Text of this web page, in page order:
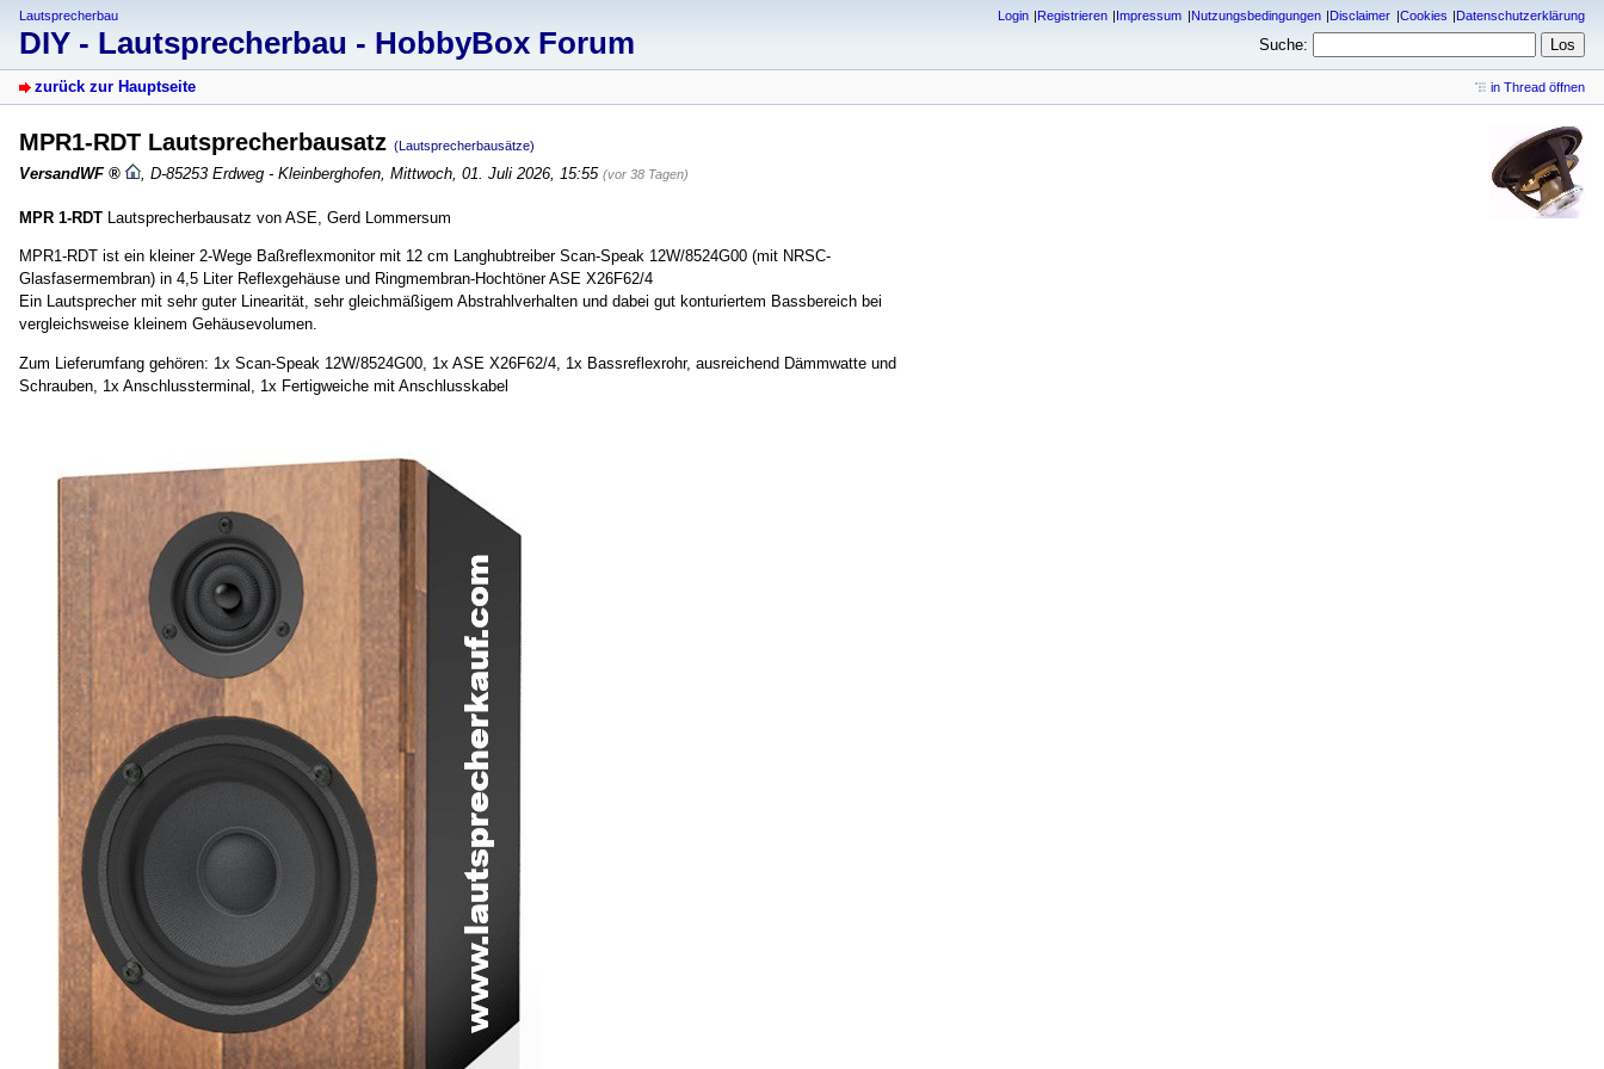
Lautsprecherbau
DIY - Lautsprecherbau - HobbyBox Forum
Login Registrieren Impressum Nutzungsbedingungen Disclaimer Cookies Datenschutzerklärung
Suche:
zurück zur Hauptseite in Thread öffnen
MPR1-RDT Lautsprecherbausatz (Lautsprecherbausätze)
VersandWF , D-85253 Erdweg - Kleinberghofen, Mittwoch, 01. Juli 2026, 15:55 (vor 38 Tagen)
MPR 1-RDT Lautsprecherbausatz von ASE, Gerd Lommersum
MPR1-RDT ist ein kleiner 2-Wege Baßreflexmonitor mit 12 cm Langhubtreiber Scan-Speak 12W/8524G00 (mit NRSC-
Glasfasermembran) in 4,5 Liter Reflexgehäuse und Ringmembran-Hochtöner ASE X26F62/4
Ein Lautsprecher mit sehr guter Linearität, sehr gleichmäßigem Abstrahlverhalten und dabei gut konturiertem Bassbereich bei
vergleichsweise kleinem Gehäusevolumen.
Zum Lieferumfang gehören: 1x Scan-Speak 12W/8524G00, 1x ASE X26F62/4, 1x Bassreflexrohr, ausreichend Dämmwatte und
Schrauben, 1x Anschlussterminal, 1x Fertigweiche mit Anschlusskabel